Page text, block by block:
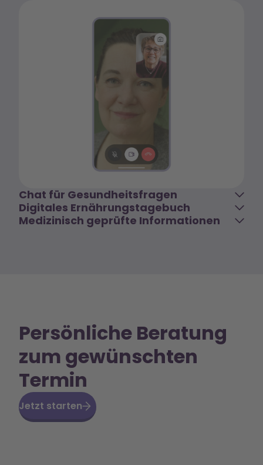
Chat für Gesundheitsfragen
Digitales Ernährungstagebuch
Medizinisch geprüfte Informationen
Persönliche Beratung
zum gewünschten
Termin
Jetzt starten